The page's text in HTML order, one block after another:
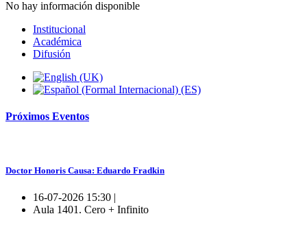
No hay información disponible
Institucional
Académica
Difusión
Próximos Eventos
Doctor Honoris Causa: Eduardo Fradkin
16-07-2026 15:30 |
Aula 1401. Cero + Infinito